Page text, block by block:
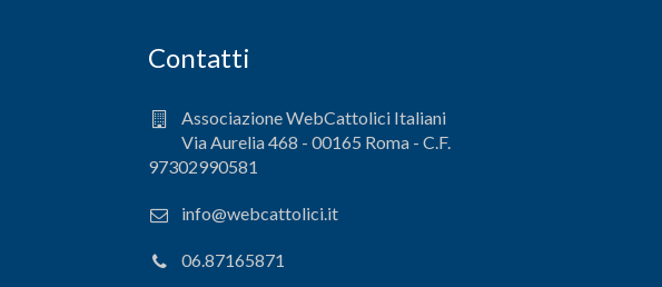
Contatti
Associazione WebCattolici Italiani
Via Aurelia 468 - 00165 Roma - C.F.
97302990581
info@webcattolici.it
06.87165871